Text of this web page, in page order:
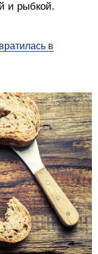
и рыбкой.
в